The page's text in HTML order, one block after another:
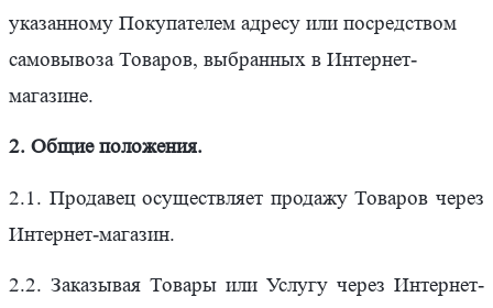
указанному Покупателем адресу или посредством
самовывоза Товаров, выбранных в Интернет-
магазине.
2. Общие положения.
2.1. Продавец осуществляет продажу Товаров через
Интернет-магазин.
2.2. Заказывая Товары или Услугу через Интернет-